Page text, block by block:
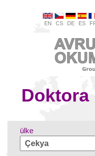
EN CS DE ES
Doktora
ülke